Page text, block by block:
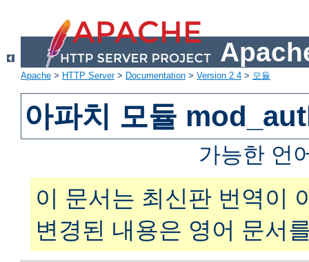
Apache > HTTP Server> Documentation > Version 2.4 > 모듈
아파치 모듈
가능한 언
이 문서는 최신판 번역이
변경된 내용은 영어 문서